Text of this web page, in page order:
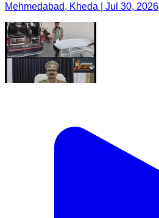
Mehmedabad, Kheda | Jul 30, 2026